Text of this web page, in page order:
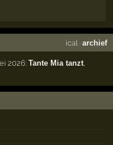
ical · archief
2026:Tante Mia tanzt